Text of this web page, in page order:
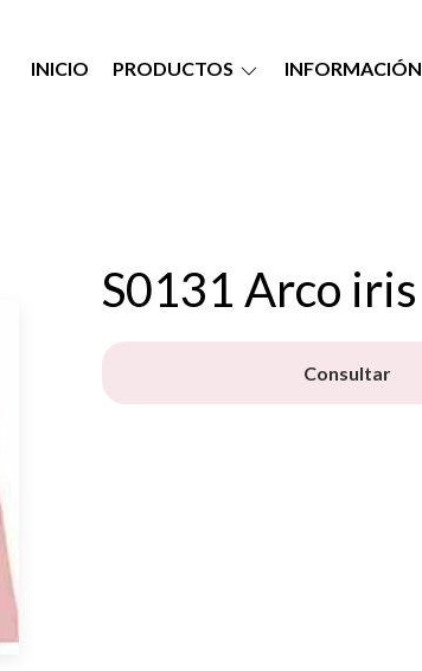
INICIO PRODUCTOS INFORMACIÓN
S0131 Arco iris
Consultar